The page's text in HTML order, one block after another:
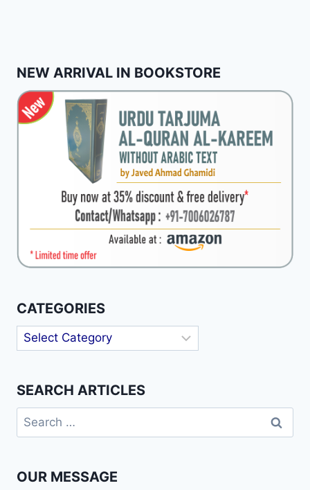
NEW ARRIVAL IN BOOKSTORE
CATEGORIES
Categories
SEARCH ARTICLES
Search
for:
OUR MESSAGE